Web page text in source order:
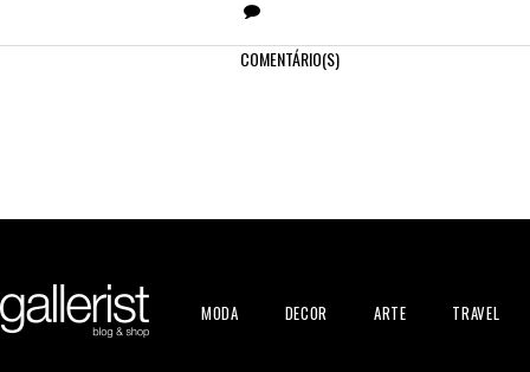
COMENTÁRIO(S)
MODA DECOR ARTE TRAVEL